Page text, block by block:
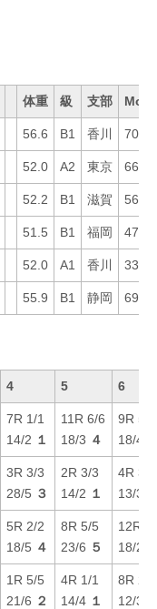
体重 級 支部 Mo
56.6 B1 香川 70
52.0 A2 東京 66
52.2 B1 滋賀 56
51.5 B1 福岡 47
52.0 A1 香川 33
55.9 B1 静岡 69
4 5 6
7R 1/1
14/2 １
11R 6/6
18/3 ４
9R 5/5
18/4
3R 3/3
28/5 ３
2R 3/3
14/2 １
4R 3/3
13/3
5R 2/2
18/5 ４
8R 5/5
23/6 ５
12R
18/2
1R 5/5
21/6 ２
4R 1/1
14/4 １
8R 2/2
12/3